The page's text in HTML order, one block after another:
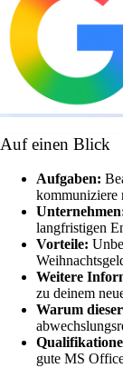
Auf einen Blick
Aufgaben:
kommuniziere
langfristigen
Vorteile:
Weitere
zu deinem
Warum
gute MS